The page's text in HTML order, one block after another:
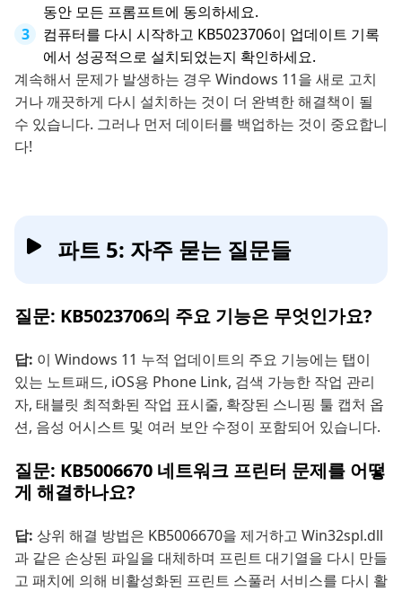
동안 모든 프롬프트에 동의하세요.
컴퓨터를 다시 시작하고 KB5023706이 업데이트 기록
에서 성공적으로 설치되었는지 확인하세요.
계속해서 문제가 발생하는 경우 Windows 11을 새로 고치
거나 깨끗하게 다시 설치하는 것이 더 완벽한 해결책이 될
수 있습니다. 그러나 먼저 데이터를 백업하는 것이 중요합니
다!
파트 5: 자주 묻는 질문들
질문: KB5023706의 주요 기능은 무엇인가요?
답: 이 Windows 11 누적 업데이트의 주요 기능에는 탭이
있는 노트패드, iOS용 Phone Link, 검색 가능한 작업 관리
자, 태블릿 최적화된 작업 표시줄, 확장된 스니핑 툴 캡처 옵
션, 음성 어시스트 및 여러 보안 수정이 포함되어 있습니다.
질문: KB5006670 네트워크 프린터 문제를 어떻
게 해결하나요?
답: 상위 해결 방법은 KB5006670을 제거하고 Win32spl.dll
과 같은 손상된 파일을 대체하며 프린트 대기열을 다시 만들
고 패치에 의해 비활성화된 프린트 스풀러 서비스를 다시 활